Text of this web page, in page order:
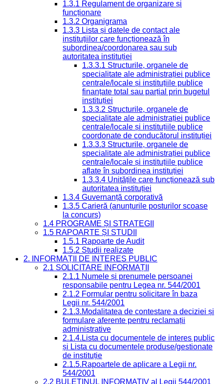
1.3.1 Regulament de organizare și
funcționare
1.3.2 Organigrama
1.3.3 Lista și datele de contact ale
instituțiilor care funcționează în
subordinea/coordonarea sau sub
autoritatea instituției
1.3.3.1 Structurile, organele de
specialitate ale administrației publice
centrale/locale și instituțiile publice
finanțate total sau parțial prin bugetul
instituției
1.3.3.2 Structurile, organele de
specialitate ale administrației publice
centrale/locale și instituțiile publice
coordonate de conducătorul instituției
1.3.3.3 Structurile, organele de
specialitate ale administrației publice
centrale/locale și instituțiile publice
aflate în subordinea instituției
1.3.3.4 Unitățile care funcționează sub
autoritatea instituției
1.3.4 Guvernanță corporativă
1.3.5 Carieră (anunțurile posturilor scoase
la concurs)
1.4 PROGRAME ȘI STRATEGII
1.5 RAPOARTE ȘI STUDII
1.5.1 Rapoarte de Audit
1.5.2 Studii realizate
2. INFORMAȚII DE INTERES PUBLIC
2.1 SOLICITARE INFORMAȚII
2.1.1 Numele și prenumele persoanei
responsabile pentru Legea nr. 544/2001
2.1.2 Formular pentru solicitare în baza
Legii nr. 544/2001
2.1.3.Modalitatea de contestare a deciziei și
formulare aferente pentru reclamații
administrative
2.1.4.Lista cu documentele de interes public
și Lista cu documentele produse/gestionate
de instituție
2.1.5.Rapoartele de aplicare a Legii nr.
544/2001
2.2 BULETINUL INFORMATIV al Legii 544/2001